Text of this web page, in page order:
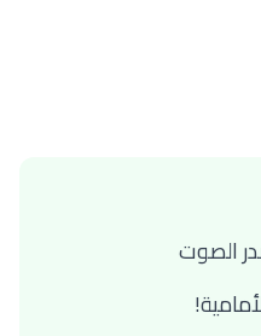
الصوت